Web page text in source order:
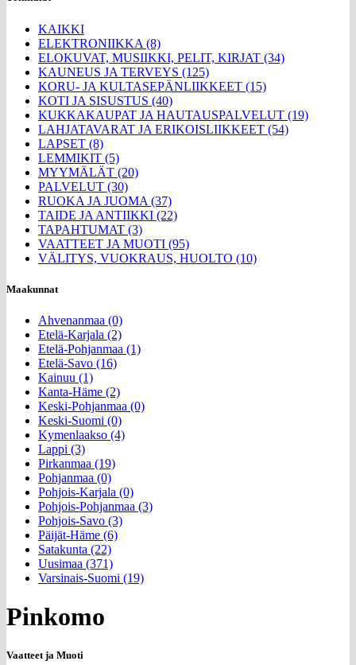
KAIKKI
ELEKTRONIIKKA (8)
ELOKUVAT, MUSIIKKI, PELIT, KIRJAT (34)
KAUNEUS JA TERVEYS (125)
KORU- JA KULTASEPÄNLIIKKEET (15)
KOTI JA SISUSTUS (40)
KUKKAKAUPAT JA HAUTAUSPALVELUT (19)
LAHJATAVARAT JA ERIKOISLIIKKEET (54)
LAPSET (8)
LEMMIKIT (5)
MYYMÄLÄT (20)
PALVELUT (30)
RUOKA JA JUOMA (37)
TAIDE JA ANTIIKKI (22)
TAPAHTUMAT (3)
VAATTEET JA MUOTI (95)
VÄLITYS, VUOKRAUS, HUOLTO (10)
Maakunnat
Ahvenanmaa (0)
Etelä-Karjala (2)
Etelä-Pohjanmaa (1)
Etelä-Savo (16)
Kainuu (1)
Kanta-Häme (2)
Keski-Pohjanmaa (0)
Keski-Suomi (0)
Kymenlaakso (4)
Lappi (3)
Pirkanmaa (19)
Pohjanmaa (0)
Pohjois-Karjala (0)
Pohjois-Pohjanmaa (3)
Pohjois-Savo (3)
Päijät-Häme (6)
Satakunta (22)
Uusimaa (371)
Varsinais-Suomi (19)
Pinkomo
Vaatteet ja Muoti